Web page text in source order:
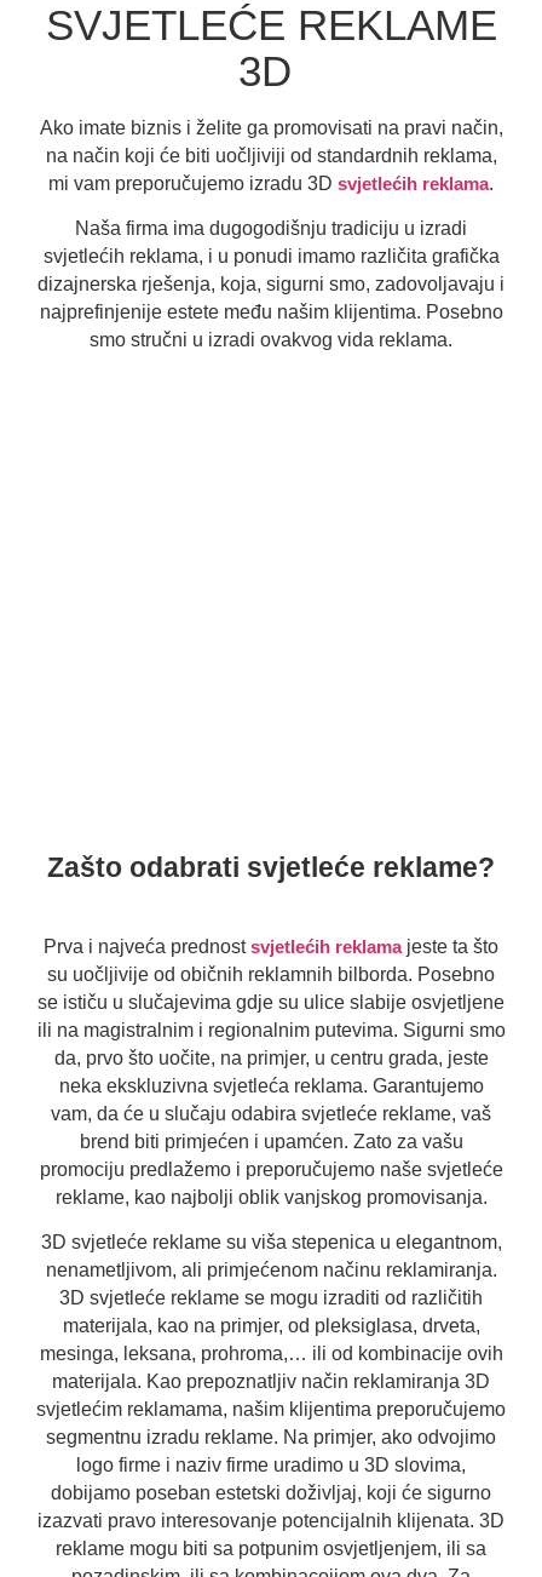
SVJETLEĆE REKLAME
3D
Ako imate biznis i želite ga promovisati na pravi način,
na način koji će biti uočljiviji od standardnih reklama,
mi vam preporučujemo izradu 3D svjetlećih reklama.
Naša firma ima dugogodišnju tradiciju u izradi
svjetlećih reklama, i u ponudi imamo različita grafička
dizajnerska rješenja, koja, sigurni smo, zadovoljavaju i
najprefinjenije estete među našim klijentima. Posebno
smo stručni u izradi ovakvog vida reklama.
Zašto odabrati svjetleće reklame?
Prva i najveća prednostsvjetlećih reklamajeste ta što
su uočljivije od običnih reklamnih bilborda. Posebno
se ističu u slučajevima gdje su ulice slabije osvjetljene
ili na magistralnim i regionalnim putevima. Sigurni smo
da, prvo što uočite, na primjer, u centru grada, jeste
neka ekskluzivna svjetleća reklama. Garantujemo
vam, da će u slučaju odabira svjetleće reklame, vaš
brend biti primjećen i upamćen. Zato za vašu
promociju predlažemo i preporučujemo naše svjetleće
reklame, kao najbolji oblik vanjskog promovisanja.
3D svjetleće reklame su viša stepenica u elegantnom,
nenametljivom, ali primjećenom načinu reklamiranja.
3D svjetleće reklame se mogu izraditi od različitih
materijala, kao na primjer, od pleksiglasa, drveta,
mesinga, leksana, prohroma,… ili od kombinacije ovih
materijala. Kao prepoznatljiv način reklamiranja 3D
svjetlećim reklamama, našim klijentima preporučujemo
segmentnu izradu reklame. Na primjer, ako odvojimo
logo firme i naziv firme uradimo u 3D slovima,
dobijamo poseban estetski doživljaj, koji će sigurno
izazvati pravo interesovanje potencijalnih klijenata. 3D
reklame mogu biti sa potpunim osvjetljenjem, ili sa